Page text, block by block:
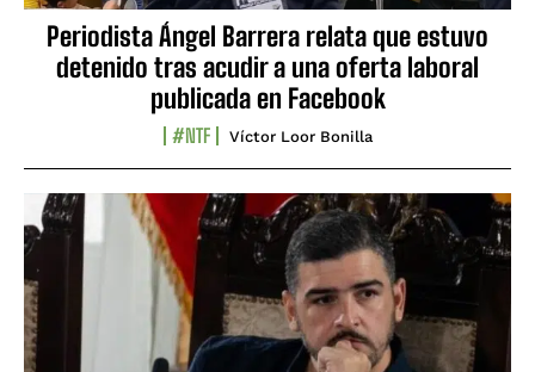
Periodista Ángel Barrera relata que estuvo
detenido tras acudir a una oferta laboral
publicada en Facebook
#NTF Víctor Loor Bonilla